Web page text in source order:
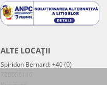
ALTE LOCAȚII
Spiridon Bernard: +40 (0)